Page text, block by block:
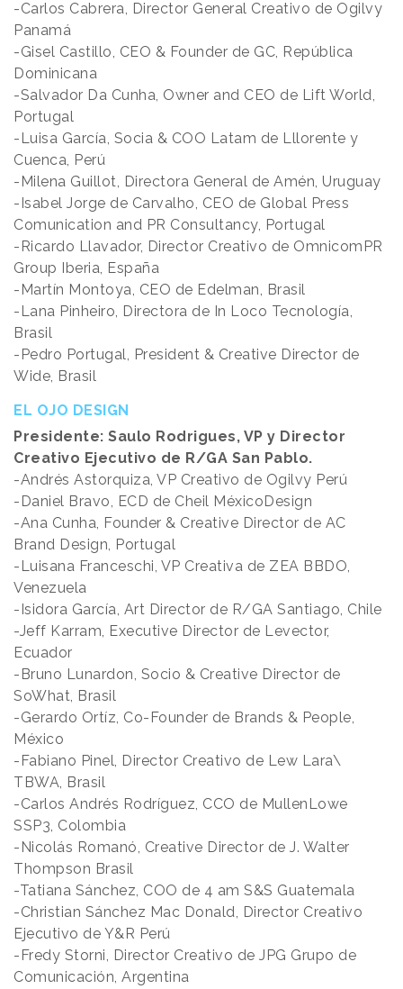
-Carlos Cabrera, Director General Creativo de Ogilvy
Panamá
-Gisel Castillo, CEO & Founder de GC, República
Dominicana
-Salvador Da Cunha, Owner and CEO de Lift World,
Portugal
-Luisa García, Socia & COO Latam de Lllorente y
Cuenca, Perú
-Milena Guillot, Directora General de Amén, Uruguay
-Isabel Jorge de Carvalho, CEO de Global Press
Comunication and PR Consultancy, Portugal
-Ricardo Llavador, Director Creativo de OmnicomPR
Group Iberia, España
-Martín Montoya, CEO de Edelman, Brasil
-Lana Pinheiro, Directora de In Loco Tecnología,
Brasil
-Pedro Portugal, President & Creative Director de
Wide, Brasil
EL OJO DESIGN
Presidente: Saulo Rodrigues, VP y Director
Creativo Ejecutivo de R/GA San Pablo.
-Andrés Astorquiza, VP Creativo de Ogilvy Perú
-Daniel Bravo, ECD de Cheil MéxicoDesign
-Ana Cunha, Founder & Creative Director de AC
Brand Design, Portugal
-Luisana Franceschi, VP Creativa de ZEA BBDO,
Venezuela
-Isidora García, Art Director de R/GA Santiago, Chile
-Jeff Karram, Executive Director de Levector,
Ecuador
-Bruno Lunardon, Socio & Creative Director de
SoWhat, Brasil
-Gerardo Ortíz, Co-Founder de Brands & People,
México
-Fabiano Pinel, Director Creativo de Lew Lara\
TBWA, Brasil
-Carlos Andrés Rodríguez, CCO de MullenLowe
SSP3, Colombia
-Nicolás Romanó, Creative Director de J. Walter
Thompson Brasil
-Tatiana Sánchez, COO de 4 am S&S Guatemala
-Christian Sánchez Mac Donald, Director Creativo
Ejecutivo de Y&R Perú
-Fredy Storni, Director Creativo de JPG Grupo de
Comunicación, Argentina